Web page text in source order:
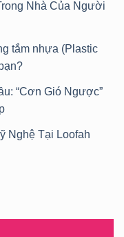
Nhà Của Người
tắm nhựa (Plastic
“Cơn Gió Ngược”
Nghệ Tại Loofah